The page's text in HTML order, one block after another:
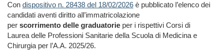
Con dispositivo n. 28438 del 18/02/2026 è pubblicato l’elenco dei
candidati aventi diritto all’immatricolazione
per scorrimento delle graduatorie per i rispettivi Corsi di
Laurea delle Professioni Sanitarie della Scuola di Medicina e
Chirurgia per l’A.A. 2025/26.